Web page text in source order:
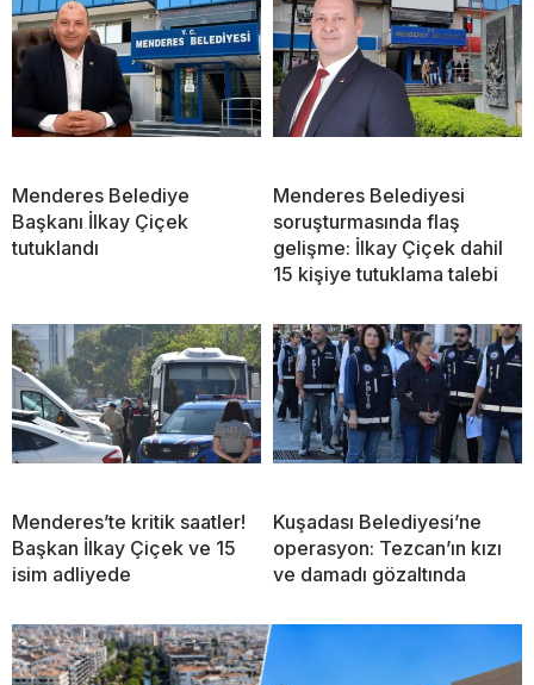
Menderes Belediye
Başkanı İlkay Çiçek
tutuklandı
Menderes Belediyesi
soruşturmasında flaş
gelişme: İlkay Çiçek dahil
15 kişiye tutuklama talebi
Menderes’te kritik saatler!
Başkan İlkay Çiçek ve 15
isim adliyede
Kuşadası Belediyesi’ne
operasyon: Tezcan’ın kızı
ve damadı gözaltında